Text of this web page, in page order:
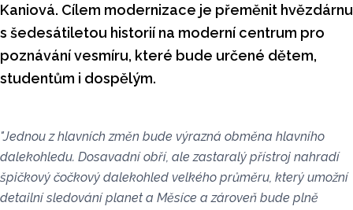
Kaniová. Cílem modernizace je přeměnit hvězdárnu
s šedesátiletou historií na moderní centrum pro
poznávání vesmíru, které bude určené dětem,
studentům i dospělým.
"Jednou z hlavních změn bude výrazná obměna hlavního
dalekohledu. Dosavadní obří, ale zastaralý přístroj nahradí
špičkový čočkový dalekohled velkého průměru, který umožní
detailní sledování planet a Měsíce a zároveň bude plně